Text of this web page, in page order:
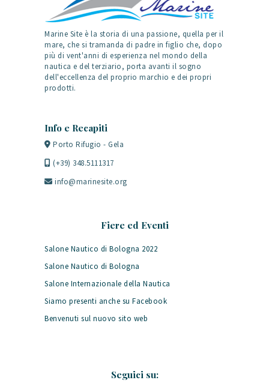
Marine Site è la storia di una passione, quella per il
mare, che si tramanda di padre in figlio che, dopo
più di vent'anni di esperienza nel mondo della
nautica e del terziario, porta avanti il sogno
dell'eccellenza del proprio marchio e dei propri
prodotti.
Info e Recapiti
Porto Rifugio - Gela
(+39) 348.5111317
info@marinesite.org
Fiere ed Eventi
Salone Nautico di Bologna 2022
Salone Nautico di Bologna
Salone Internazionale della Nautica
Siamo presenti anche su Facebook
Benvenuti sul nuovo sito web
Seguici su: